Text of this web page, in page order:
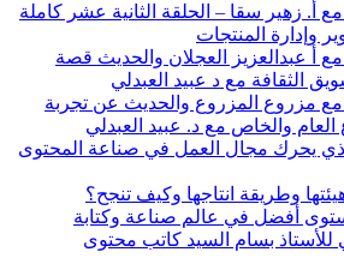
أ. زهير سقا – الحلقة الثانية عشر كاملة
وإدارة المنتجات
أ عبدالعزيز العجلان والحديث قصة
مزروع المزروع والحديث عن تجربة
العام والخاص مع د. عبيد العبدلي
يحرك مجال العمل في صناعة المحتوى
وطريقة انتاجها وكيف تنجح؟
أفضل في عالم صناعة وكتابة
للأستاذ بسام السيد كاتب محتوى